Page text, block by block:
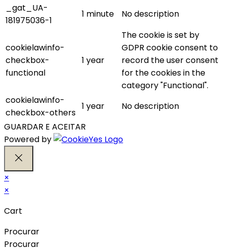
_gat_UA-
181975036-1
1 minute No description
cookielawinfo-
checkbox-
functional
1 year
The cookie is set by
GDPR cookie consent to
record the user consent
for the cookies in the
category "Functional".
cookielawinfo-
checkbox-others
1 year
No description
GUARDAR E ACEITAR
Powered by
×
×
Cart
Procurar
Procurar